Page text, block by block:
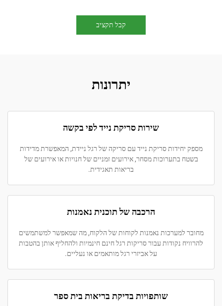
יתרונות
שירות סריקת נייד לפי בקשה
סריקת נייד עם סריקה של רגל ניידת, המאפשרת מדידות
בתערוכות מסחר, אירועים זמניים של חנויות או אירועים של
בריאות תאגידית.
הרכבה של תוכנית נאמנות
למערכות נאמנות לקוחות של הלקוח, מה שמאפשר למשתמשים
נקודות עבור סריקות רגל חינם חינמיות ולהחליף אותן בהטבות
על אביזרי רגל מותאמים או נעליים.
שותפויות בדיקת בריאות בית ספר